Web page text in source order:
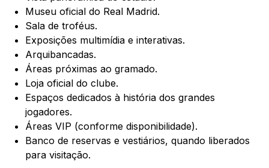
Museu oficial do Real Madrid.
Sala de troféus.
Exposições multimídia e interativas.
Arquibancadas.
Áreas próximas ao gramado.
Loja oficial do clube.
Espaços dedicados à história dos grandes
jogadores.
Áreas VIP (conforme disponibilidade).
Banco de reservas e vestiários, quando liberados
para visitação.